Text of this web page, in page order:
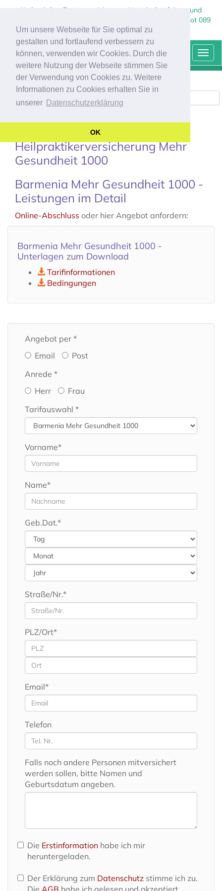
Um unsere Webseite für Sie optimal zu
gestalten und fortlaufend verbessern zu
können, verwenden wir Cookies. Durch die
weitere Nutzung der Webseite stimmen Sie
der Verwendung von Cookies zu. Weitere
Informationen zu Cookies erhalten Sie in
unserer Datenschutzerklärung
OK
Heilpraktiker Zusatzversicherung, Naturheilverfahren und
Sehhilfen - Kostenlose, individuelle Beratung und Angebot 089
237 132 90 Agentur Marco Kraus
HEILPRAKTIKERZUSATZ-VERSICHERUNG
Beitragsrechner öffnen
Heilpraktikerversicherung Mehr
Gesundheit 1000
Barmenia Mehr Gesundheit 1000 -
Leistungen im Detail
Online-Abschluss oder hier Angebot anfordern:
Barmenia Mehr Gesundheit 1000 -
Unterlagen zum Download
Tarifinformationen
Bedingungen
Angebot per *
Email
Post
Anrede *
Herr
Frau
Tarifauswahl *
Vorname*
Name*
Geb.Dat.*
Straße/Nr.*
PLZ/Ort*
Email*
Telefon
Falls noch andere Personen mitversichert
werden sollen, bitte Namen und
Geburtsdatum angeben.
Die Erstinformation habe ich mir
heruntergeladen.
Der Erklärung zum Datenschutz stimme ich zu.
Die AGB habe ich gelesen und akzeptiert.